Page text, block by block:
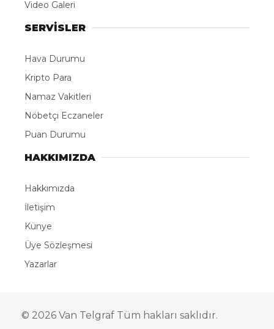
Video Galeri
SERVİSLER
Hava Durumu
Kripto Para
Namaz Vakitleri
Nöbetçi Eczaneler
Puan Durumu
HAKKIMIZDA
Hakkımızda
İletişim
Künye
Üye Sözleşmesi
Yazarlar
© 2026 Van Telgraf Tüm hakları saklıdır.